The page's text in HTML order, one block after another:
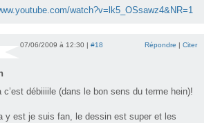
watch?v=lk5_OSsawz4&NR=1
07/06/2009 à 12:30 | #18 Répondre | Citer
c’est débiiiile (dans le bon sens du terme hein)!
y est je suis fan, le dessin est super et les